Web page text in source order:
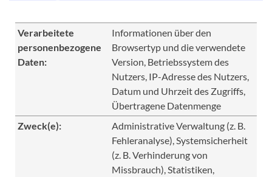
Verarbeitete
personenbezogene
Daten:
Informationen über den
Browsertyp und die verwendete
Version, Betriebssystem des
Nutzers, IP-Adresse des Nutzers,
Datum und Uhrzeit des Zugriffs,
Übertragene Datenmenge
Zweck(e):
Administrative Verwaltung (z. B.
Fehleranalyse), Systemsicherheit
(z. B. Verhinderung von
Missbrauch), Statistiken,